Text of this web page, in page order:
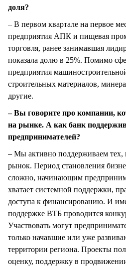
доля?
– В первом квартале на первое
предприятия АПК и пищевая
торговля, ранее занимавшая
показала долю в 25%. Помимо
предприятия
строительных материалов,
другие.
– Вы говорите про компании,
на рынке. А как банк
предпринимателей?
– Мы активно поддерживаем тех,
рынок. Период становления
сложно, начинающим
хватает системной поддержки,
доступа к финансированию. И
поддержке ВТБ проводится
Участвовать могут
только начавшие или уже
территории региона. Проекты
оценку, поддержку в